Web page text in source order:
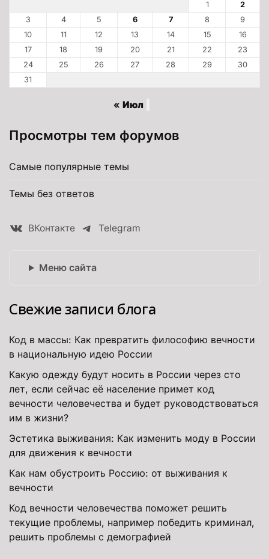
1
2
3
4 5 6 7 8
9
10
11 12 13 14 15
16
17
18 19 20 21 22
23
24
25 26 27 28 29
30
31
« Июл
Просмотры тем форумов
Самые популярные темы
Темы без ответов
ВКонтакте Telegram
Меню сайта
Свежие записи блога
Код в массы: Как превратить философию вечности
в национальную идею России
Какую одежду будут носить в России через сто
лет, если сейчас её население примет код
вечности человечества и будет руководствоваться
им в жизни?
Эстетика выживания: Как изменить моду в России
для движения к вечности
Как нам обустроить Россию: от выживания к
вечности
Код вечности человечества поможет решить
текущие проблемы, например победить криминал,
решить проблемы с демографией